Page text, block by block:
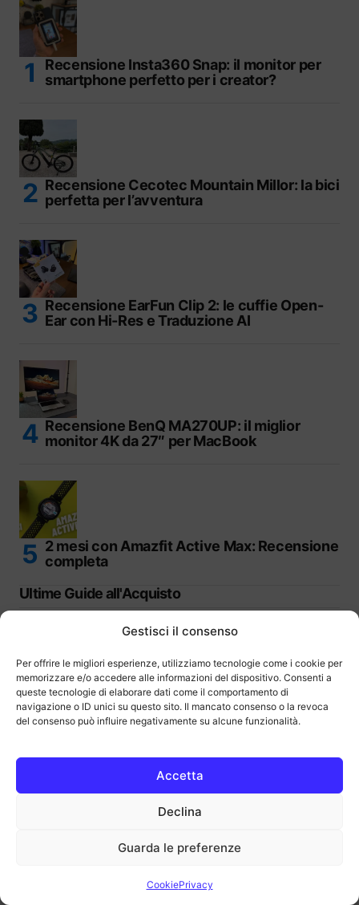
Gestisci il consenso
Per offrire le migliori esperienze, utilizziamo tecnologie come i cookie per
memorizzare e/o accedere alle informazioni del dispositivo. Consenti a
queste tecnologie di elaborare dati come il comportamento di
navigazione o ID unici su questo sito. Il mancato consenso o la revoca
del consenso può influire negativamente su alcune funzionalità.
Accetta
Declina
Guarda le preferenze
CookiePrivacy
Recensione Insta360 Snap: il monitor per
smartphone perfetto per i creator?
Recensione Cecotec Mountain Millor: la bici
perfetta per l’avventura
Recensione EarFun Clip 2: le cuffie Open-
Ear con Hi-Res e Traduzione AI
Recensione BenQ MA270UP: il miglior
monitor 4K da 27″ per MacBook
2 mesi con Amazfit Active Max: Recensione
completa
Ultime Guide all'Acquisto
Migliori Chromebook: Guida completa
all’acquisto
Migliori mouse verticali sul mercato | Guida